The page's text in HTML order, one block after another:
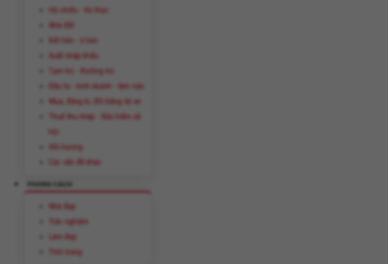
Hộ chiếu - thị thực
Nhà đất
Kết hôn - li hôn
Xuất nhập khẩu
Tạm trú - thường trú
Đầu tư - kinh doanh - làm việc
Mua, đăng kí, đổi bằng lái xe
Thuế thu nhâp - Bảo hiểm xã
hội
Hồi hương
Các vấn đề khác
PHONG CÁCH
Nhà đẹp
Trắc nghiệm
Làm đẹp
Thời trang